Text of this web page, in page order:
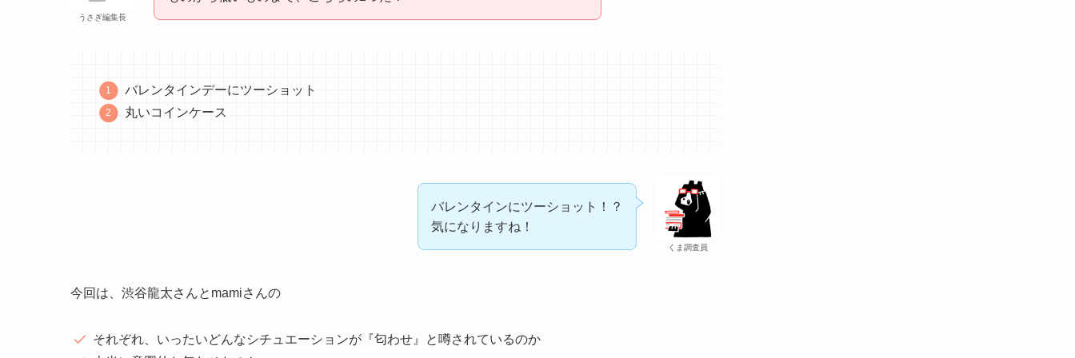
うさぎ編集長
バレンタインデーにツーショット
丸いコインケース
くま調査員
バレンタインにツーショット！？
気になりますね！
今回は、渋谷龍太さんとmamiさんの
それぞれ、いったいどんなシチュエーションが『匂わせ』と噂されているのか